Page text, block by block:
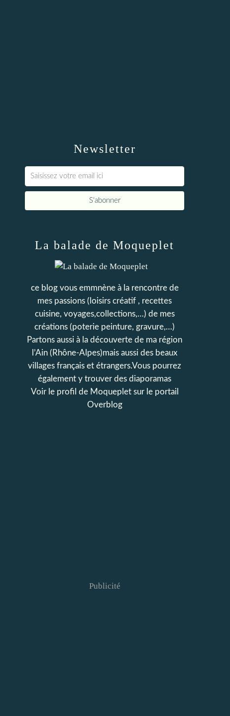
Newsletter
La balade de Moqueplet
ce blog vous emmnène à la rencontre de
mes passions (loisirs créatif , recettes
cuisine, voyages,collections,…) de mes
créations (poterie peinture, gravure,…)
Partons aussi à la découverte de ma région
l’Ain (Rhône-Alpes)mais aussi des beaux
villages français et étrangers.Vous pourrez
également y trouver des diaporamas
Voir le profil de Moquepletsur le portail
Overblog
Publicité